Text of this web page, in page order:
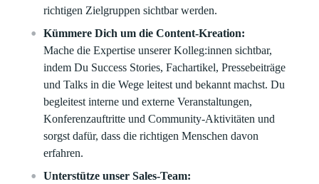
richtigen Zielgruppen sichtbar werden.
Kümmere Dich um die Content-Kreation:
Mache die Expertise unserer Kolleg:innen sichtbar,
indem Du Success Stories, Fachartikel, Pressebeiträge
und Talks in die Wege leitest und bekannt machst. Du
begleitest interne und externe Veranstaltungen,
Konferenzauftritte und Community-Aktivitäten und
sorgst dafür, dass die richtigen Menschen davon
erfahren.
Unterstütze unser Sales-Team: